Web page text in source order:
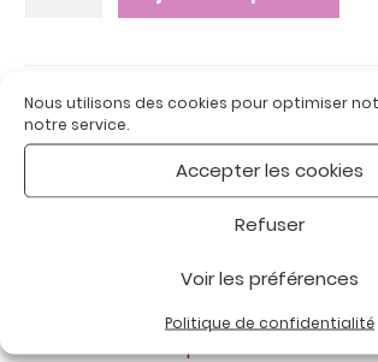
Nous utilisons des cookies pour optimiser
notre service.
Accepter les cookies
Refuser
Voir les préférences
Politique de confidentialité
COMETE
:
Chaussures
UGS :LYON NOIR COMETE
Catégories :
thérapeutiques
Thérapeutique
Informations complémentaires